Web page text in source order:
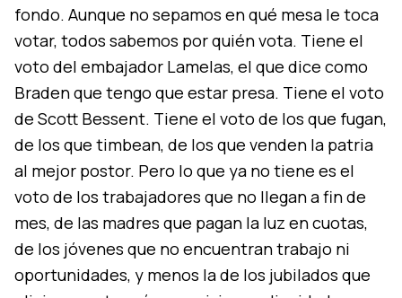
fondo. Aunque no sepamos en qué mesa le toca
votar, todos sabemos por quién vota. Tiene el
voto del embajador Lamelas, el que dice como
Braden que tengo que estar presa. Tiene el voto
de Scott Bessent. Tiene el voto de los que fugan,
de los que timbean, de los que venden la patria
al mejor postor. Pero lo que ya no tiene es el
voto de los trabajadores que no llegan a fin de
mes, de las madres que pagan la luz en cuotas,
de los jóvenes que no encuentran trabajo ni
oportunidades, y menos la de los jubilados que